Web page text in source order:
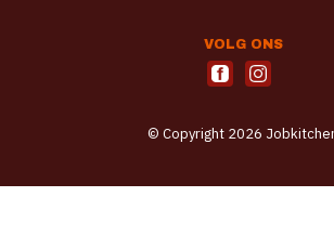
VOLG ONS
© Copyright 2026